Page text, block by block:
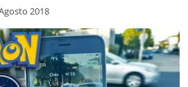
2018